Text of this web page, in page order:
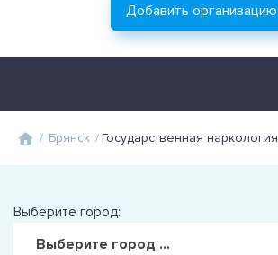
Добавить организацию
/ Брянск /Государственная наркология
Выберите город:
Выберите город ...